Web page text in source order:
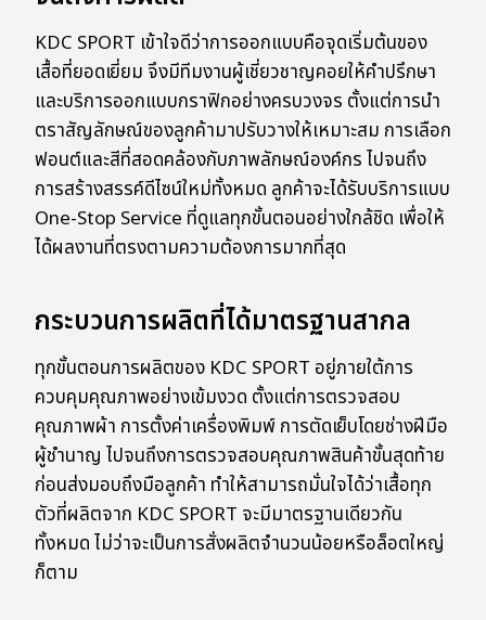
KDC SPORT เข้าใจดีว่าการออกแบบคือจุดเริ่มต้นของ
เสื้อที่ยอดเยี่ยม จึงมีทีมงานผู้เชี่ยวชาญคอยให้คำปรึกษา
และบริการออกแบบกราฟิกอย่างครบวงจร ตั้งแต่การนำ
ตราสัญลักษณ์ของลูกค้ามาปรับวางให้เหมาะสม การเลือก
ฟอนต์และสีที่สอดคล้องกับภาพลักษณ์องค์กร ไปจนถึง
การสร้างสรรค์ดีไซน์ใหม่ทั้งหมด ลูกค้าจะได้รับบริการแบบ
One-Stop Service ที่ดูแลทุกขั้นตอนอย่างใกล้ชิด เพื่อให้
ได้ผลงานที่ตรงตามความต้องการมากที่สุด
กระบวนการผลิตที่ได้มาตรฐานสากล
ทุกขั้นตอนการผลิตของ KDC SPORT อยู่ภายใต้การ
ควบคุมคุณภาพอย่างเข้มงวด ตั้งแต่การตรวจสอบ
คุณภาพผ้า การตั้งค่าเครื่องพิมพ์ การตัดเย็บโดยช่างฝีมือ
ผู้ชำนาญ ไปจนถึงการตรวจสอบคุณภาพสินค้าขั้นสุดท้าย
ก่อนส่งมอบถึงมือลูกค้า ทำให้สามารถมั่นใจได้ว่าเสื้อทุก
ตัวที่ผลิตจาก KDC SPORT จะมีมาตรฐานเดียวกัน
ทั้งหมด ไม่ว่าจะเป็นการสั่งผลิตจำนวนน้อยหรือล็อตใหญ่
ก็ตาม